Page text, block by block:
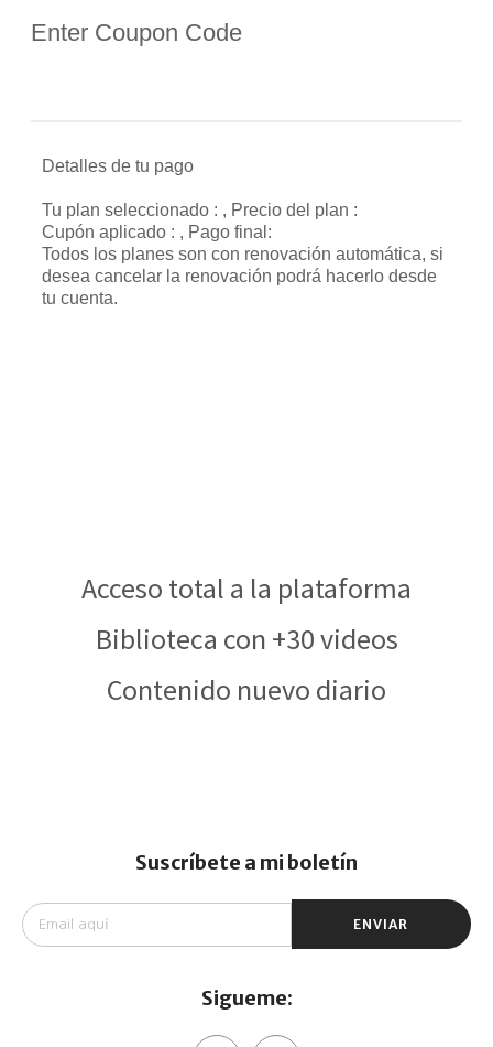
Enter Coupon Code
Detalles de tu pago
Tu plan seleccionado : , Precio del plan :
Cupón aplicado : , Pago final:
Todos los planes son con renovación automática, si
desea cancelar la renovación podrá hacerlo desde
tu cuenta.
Acceso total a la plataforma
Biblioteca con +30 videos
Contenido nuevo diario
Suscríbete a mi boletín
ENVIAR
Sigueme: